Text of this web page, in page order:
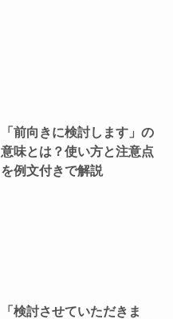
「前向きに検討します」の
意味とは？使い方と注意点
を例文付きで解説
「検討させていただきま